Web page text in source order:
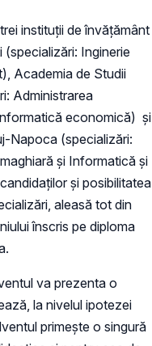
instituții de învățământ
Inginerie
Academia de Studii
Administrarea
economică) și
Napoca (specializări:
și Informatică și
și posibilitatea
aleasă tot din
înscris pe diploma
va prezenta o
la nivelul ipotezei
primește o singură